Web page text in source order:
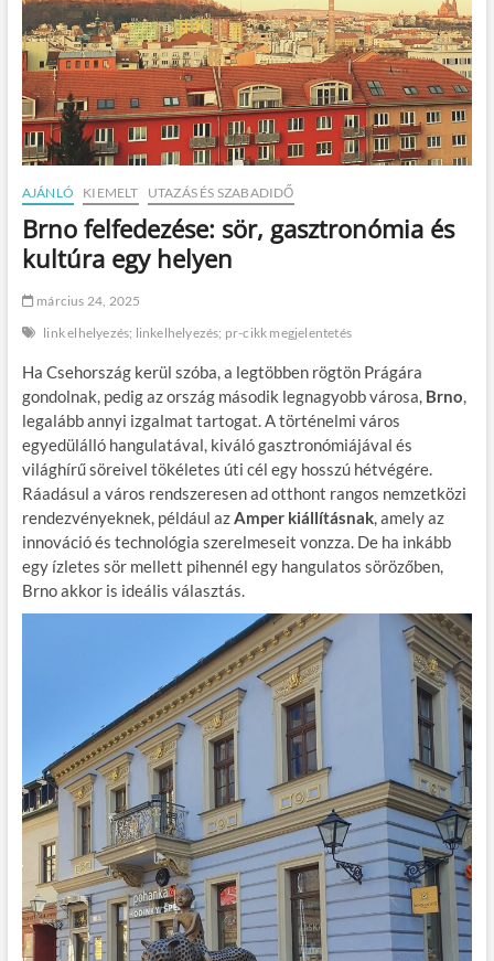
AJÁNLÓ KIEMELT UTAZÁS ÉS SZABADIDŐ
Brno felfedezése: sör, gasztronómia és
kultúra egy helyen
március 24, 2025
link elhelyezés; linkelhelyezés; pr-cikk megjelentetés
Ha Csehország kerül szóba, a legtöbben rögtön Prágára
gondolnak, pedig az ország második legnagyobb városa, Brno,
legalább annyi izgalmat tartogat. A történelmi város
egyedülálló hangulatával, kiváló gasztronómiájával és
világhírű söreivel tökéletes úti cél egy hosszú hétvégére.
Ráadásul a város rendszeresen ad otthont rangos nemzetközi
rendezvényeknek, például azAmper kiállításnak, amely az
innováció és technológia szerelmeseit vonzza. De ha inkább
egy ízletes sör mellett pihennél egy hangulatos sörözőben,
Brno akkor is ideális választás.